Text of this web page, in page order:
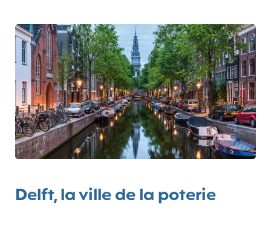
Delft, la ville de la poterie